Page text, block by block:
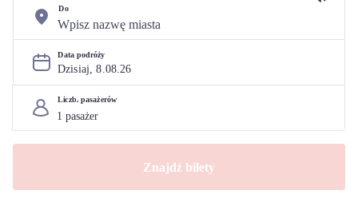
Do
Data podróży
Dzisiaj, 8.08.26
Liczb. pasażerów
Znajdź bilety